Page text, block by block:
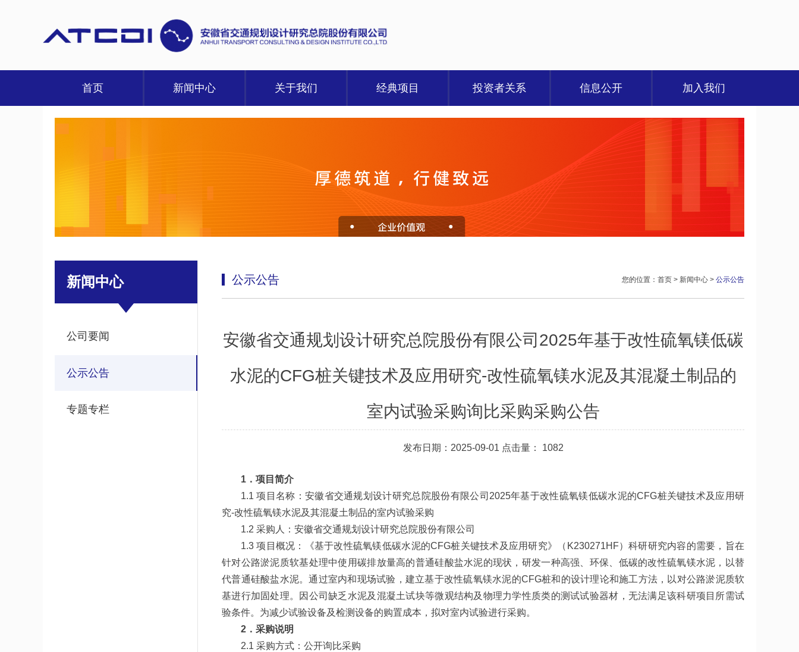
首页 新闻中心 关于我们 经典项目 投资者关系 信息公开 加入我们
新闻中心
公司要闻
公示公告
专题专栏
公示公告 您的位置： 首页 > 新闻中心 > 公示公告
安徽省交通规划设计研究总院股份有限公司2025年基于改性硫氧镁低碳
水泥的CFG桩关键技术及应用研究-改性硫氧镁水泥及其混凝土制品的
室内试验采购询比采购采购公告
发布日期：2025-09-01 点击量： 1082
1．项目简介
1.1 项目名称：安徽省交通规划设计研究总院股份有限公司2025年基于改性硫氧镁低碳水泥的CFG桩关键技术及应用研
究-改性硫氧镁水泥及其混凝土制品的室内试验采购
1.2 采购人：安徽省交通规划设计研究总院股份有限公司
1.3 项目概况：《基于改性硫氧镁低碳水泥的CFG桩关键技术及应用研究》（K230271HF）科研研究内容的需要，旨在
针对公路淤泥质软基处理中使用碳排放量高的普通硅酸盐水泥的现状，研发一种高强、环保、低碳的改性硫氧镁水泥，以替
代普通硅酸盐水泥。通过室内和现场试验，建立基于改性硫氧镁水泥的CFG桩和的设计理论和施工方法，以对公路淤泥质软
基进行加固处理。因公司缺乏水泥及混凝土试块等微观结构及物理力学性质类的测试试验器材，无法满足该科研项目所需试
验条件。为减少试验设备及检测设备的购置成本，拟对室内试验进行采购。
2．采购说明
2.1 采购方式：公开询比采购